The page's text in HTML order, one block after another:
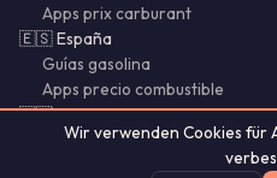
Apps prix carburant
🇪🇸 España
Guías gasolina
Apps precio combustible
🇵🇹 Portugal & Brasil
🌍 SI · CY · LU · MX · CL
Wir verwenden Cookies für